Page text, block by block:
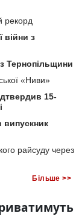
рекорд
війни з
Тернопільщини
«Ниви»
15-
випускник
райсуду через
Більше >>